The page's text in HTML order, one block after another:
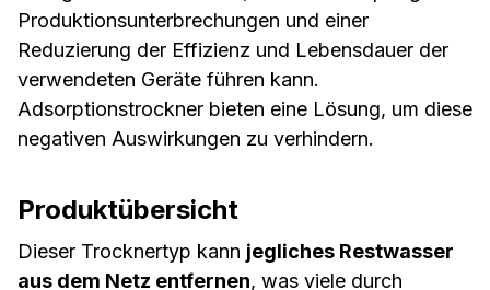
führt zu Verschleiß und Korrosion der
nachgeschalteten Geräte, was zu kostspieligen
Produktionsunterbrechungen und einer
Reduzierung der Effizienz und Lebensdauer der
verwendeten Geräte führen kann.
Produktübersicht